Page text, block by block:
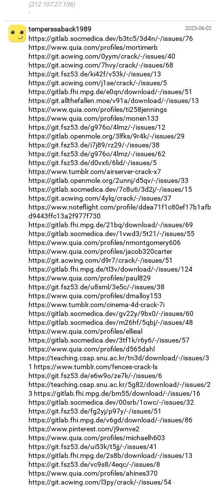
(212.107.27.106)
·
2023-06-02
temperssaback1989
https://gitlab.socmedica.dev/b3tc5/3d4n/-/issues/76
https://www.quia.com/profiles/mortimerb
https://git.acwing.com/0yym/crack/-/issues/40
https://git.acwing.com/7hvy/crack/-/issues/68
https://git.fsz53.de/ki42f/v53k/-/issues/13
https://git.acwing.com/j1se/crack/-/issues/5
https://gitlab.fhi.mpg.de/e0qn/download/-/issues/51
https://git.allthefallen.moe/v91a/download/-/issues/13
https://www.quia.com/profiles/ti258jennings
https://www.quia.com/profiles/monen133
https://git.fsz53.de/g976o/4lmz/-/issues/12
https://gitlab.openmole.org/3lfks/9r4k/-/issues/29
https://git.fsz53.de/i7j89/rz29/-/issues/38
https://git.fsz53.de/g976o/4lmz/-/issues/62
https://git.fsz53.de/d0vx6/6lid/-/issues/5
https://www.tumblr.com/airserver-crack-x7
https://gitlab.openmole.org/2unnj/d5qv/-/issues/33
https://gitlab.socmedica.dev/7c8u6/3d2j/-/issues/15
https://git.acwing.com/4ylq/crack/-/issues/37
https://www.noteflight.com/profile/ddea71f1c80ef17b1afb
d9443ffc13a2f977f730
https://gitlab.fhi.mpg.de/21bq/download/-/issues/69
https://gitlab.socmedica.dev/1vwd3/5t21/-/issues/55
https://www.quia.com/profiles/nmontgomery606
https://www.quia.com/profiles/jacob320carter
https://git.acwing.com/d9r7/crack/-/issues/51
https://gitlab.fhi.mpg.de/tl3v/download/-/issues/124
https://www.quia.com/profiles/paul829
https://git.fsz53.de/u8sml/3e5c/-/issues/38
https://www.quia.com/profiles/dmalloy153
https://www.tumblr.com/cinema-4d-crack-7i
https://gitlab.socmedica.dev/gv22y/9bx0/-/issues/60
https://gitlab.socmedica.dev/m26hf/5qbj/-/issues/48
https://www.quia.com/profiles/ellieal
https://gitlab.socmedica.dev/3tf1k/r6y6/-/issues/57
https://www.quia.com/profiles/d565dahl
https://teaching.csap.snu.ac.kr/tn3d/download/-/issues/3
1 https://www.tumblr.com/fences-crack-ls
https://git.fsz53.de/e6w9o/ze7k/-/issues/6
https://teaching.csap.snu.ac.kr/5g82/download/-/issues/2
3 https://gitlab.fhi.mpg.de/bm55/download/-/issues/16
https://gitlab.socmedica.dev/00srb/1owc/-/issues/32
https://git.fsz53.de/fg2yj/p97y/-/issues/51
https://gitlab.fhi.mpg.de/v6gd/download/-/issues/86
https://www.pinterest.com/j9wnve2
https://www.quia.com/profiles/michaelh603
https://git.fsz53.de/ui53k/t5jj/-/issues/41
https://gitlab.fhi.mpg.de/2s8b/download/-/issues/13
https://git.fsz53.de/vc9s8/4eqc/-/issues/8
https://www.quia.com/profiles/ahines370
https://git.acwing.com/l3py/crack/-/issues/54